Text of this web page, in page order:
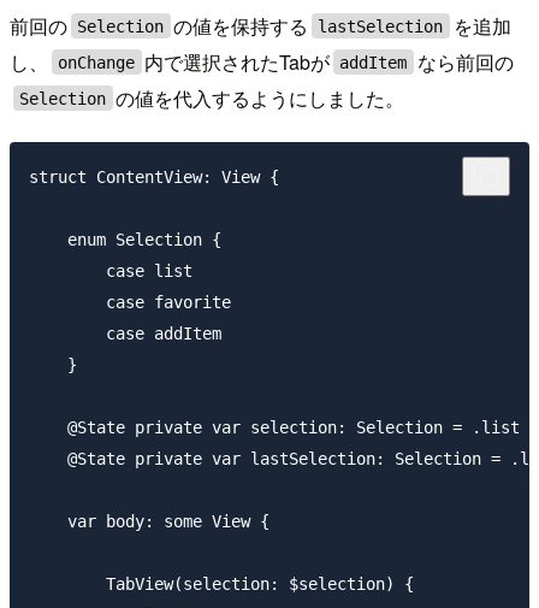
前回の Selection の値を保持する lastSelection
を追加
し、
onChange 内で選択されたTabが addItem なら前回の
Selection の値を代入するようにしました。
struct ContentView: View {
    enum Selection {
        case list
        case favorite
        case addItem
    }
    @State private var selection: Selection = .list
@State private var lastSelection: Selection =
    var body: some View {
        TabView(selection: $selection) {